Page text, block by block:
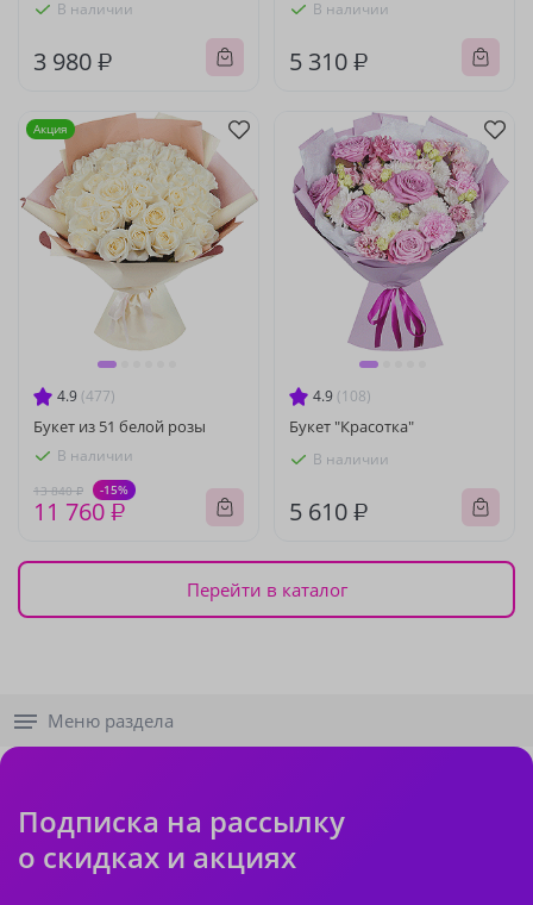
В наличии
3 980 ₽
В наличии
5 310 ₽
4.9 (477)
Букет из 51 белой розы
В наличии
13 840 ₽ -15%
11 760 ₽
Акция
4.9 (108)
Букет "Красотка"
В наличии
5 610 ₽
Перейти в каталог
Меню раздела
Подписка на рассылку
о скидках и акциях